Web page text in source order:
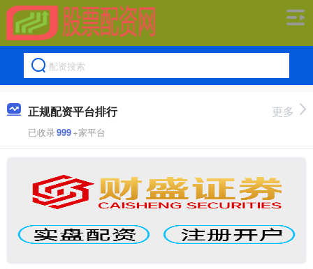
正规配资平台排行
已收录999+家平台
更多